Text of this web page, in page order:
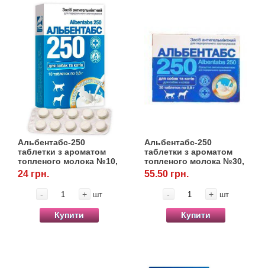
Альбентабс-250
таблетки з ароматом
топленого молока №10,
OLKAR. (Олкар)
24 грн.
- + шт
Купити
Альбентабс-250
таблетки з ароматом
топленого молока №30,
OLKAR. (Олкар)
55.50 грн.
- + шт
Купити
Товари для голубів
Товари для гризунів
Товари для коней
Товари для людей
Хозряд - господарчі товари оптом
Популярні зоотоварі